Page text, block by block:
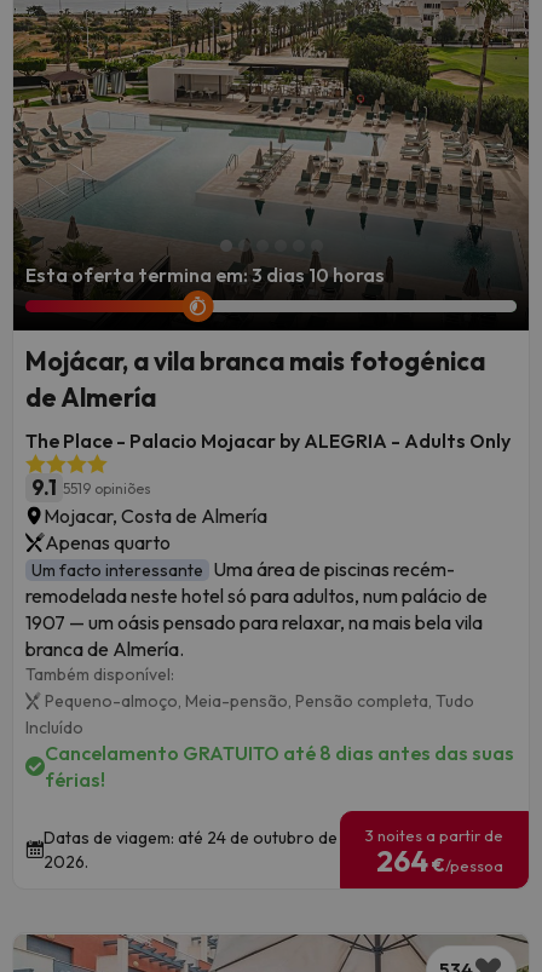
Esta oferta termina em: 3 dias 10 horas
Mojácar, a vila branca mais fotogénica
de Almería
The Place - Palacio Mojacar by ALEGRIA - Adults Only
9.1 5519 opiniões
Mojacar, Costa de Almería
Apenas quarto
Um facto interessante Uma área de piscinas recém-
remodelada neste hotel só para adultos, num palácio de
1907 — um oásis pensado para relaxar, na mais bela vila
branca de Almería.
Também disponível:
Pequeno-almoço, Meia-pensão, Pensão completa, Tudo
Incluído
Cancelamento GRATUITO até 8 dias antes das suas
férias!
Datas de viagem: até 24 de outubro de
2026.
3 noites a partir de
264€/pessoa